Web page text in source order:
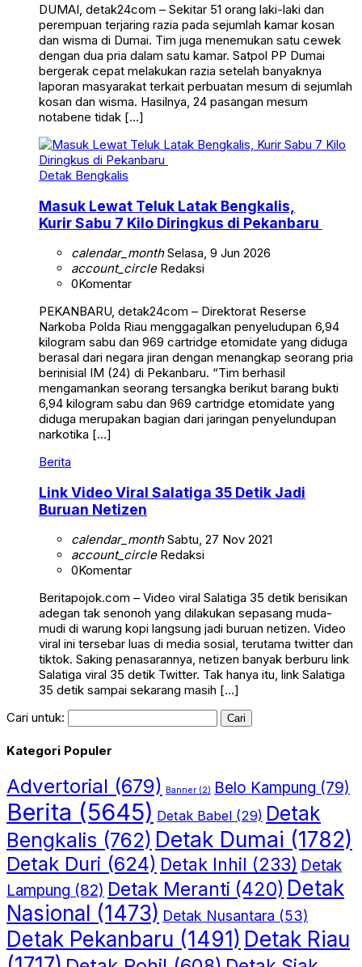
DUMAI, detak24com – Sekitar 51 orang laki-laki dan
perempuan terjaring razia pada sejumlah kamar kosan
dan wisma di Dumai. Tim juga menemukan satu cewek
dengan dua pria dalam satu kamar. Satpol PP Dumai
bergerak cepat melakukan razia setelah banyaknya
laporan masyarakat terkait perbuatan mesum di sejumlah
kosan dan wisma. Hasilnya, 24 pasangan mesum
notabene tidak […]
Detak Bengkalis
Masuk Lewat Teluk Latak Bengkalis,
Kurir Sabu 7 Kilo Diringkus di Pekanbaru
calendar_monthSelasa, 9 Jun 2026
account_circleRedaksi
0Komentar
PEKANBARU, detak24com – Direktorat Reserse
Narkoba Polda Riau menggagalkan penyeludupan 6,94
kilogram sabu dan 969 cartridge etomidate yang diduga
berasal dari negara jiran dengan menangkap seorang pria
berinisial IM (24) di Pekanbaru. “Tim berhasil
mengamankan seorang tersangka berikut barang bukti
6,94 kilogram sabu dan 969 cartridge etomidate yang
diduga merupakan bagian dari jaringan penyelundupan
narkotika […]
Berita
Link Video Viral Salatiga 35 Detik Jadi
Buruan Netizen
calendar_monthSabtu, 27 Nov 2021
account_circleRedaksi
0Komentar
Beritapojok.com – Video viral Salatiga 35 detik berisikan
adegan tak senonoh yang dilakukan sepasang muda-
mudi di warung kopi langsung jadi buruan netizen. Video
viral ini tersebar luas di media sosial, terutama twitter dan
tiktok. Saking penasarannya, netizen banyak berburu link
Salatiga viral 35 detik Twitter. Tak hanya itu, link Salatiga
35 detik sampai sekarang masih […]
Cari untuk:
Kategori Populer
Advertorial (679) Banner (2) Belo Kampung (79)
Berita (5645) Detak Babel (29) Detak
Bengkalis (762) Detak Dumai (1782)
Detak Duri (624) Detak Inhil (233) Detak
Lampung (82) Detak Meranti (420) Detak
Nasional (1473) Detak Nusantara (53)
Detak Pekanbaru (1491) Detak Riau